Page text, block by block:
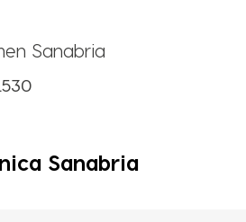
Sanabria
Sanabria